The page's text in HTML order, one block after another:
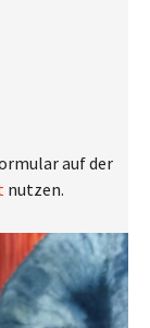
auf der
nutzen.